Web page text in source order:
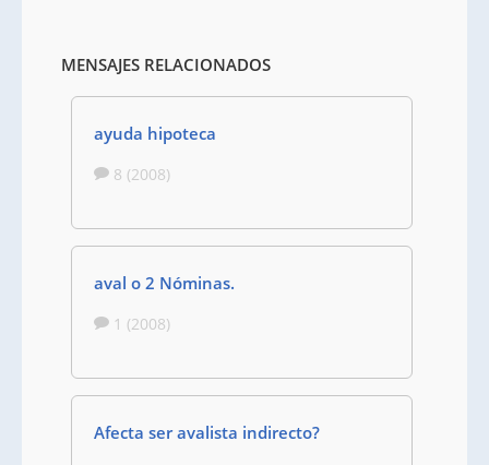
MENSAJES RELACIONADOS
ayuda hipoteca
8 (2008)
aval o 2 Nóminas.
1 (2008)
Afecta ser avalista indirecto?